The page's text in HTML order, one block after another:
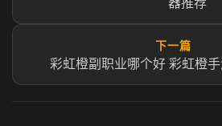
下一篇
彩虹橙副职业哪个好 彩虹橙